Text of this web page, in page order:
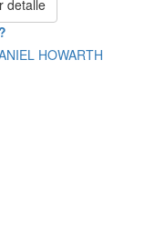
detalle
HOWARTH